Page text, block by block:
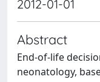
2012-01-01
Abstract
End-of-life
neonatology,